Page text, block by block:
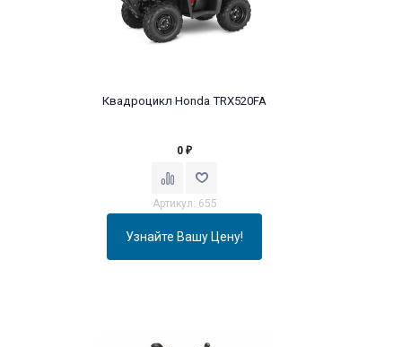
Квадроцикл Honda TRX520FA
0 ₽
Артикул: 655
Узнайте Вашу Цену!